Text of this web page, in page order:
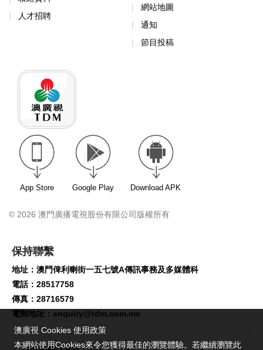
人才招聘
網站地圖
通知
節目投稿
App Store Google Play Download APK
© 2026 澳門廣播電視股份有限公司版權所有
保持聯繫
地址：澳門俾利喇街一五七號A傳訊事務及多媒體科
電話：28517758
傳真：28716579
電郵地址： enquiry@tdm.com.mo
澳廣視 Cookies 使用政策
本網站使用Cookies來令您獲得最佳的瀏覽體驗。若繼續瀏覽此